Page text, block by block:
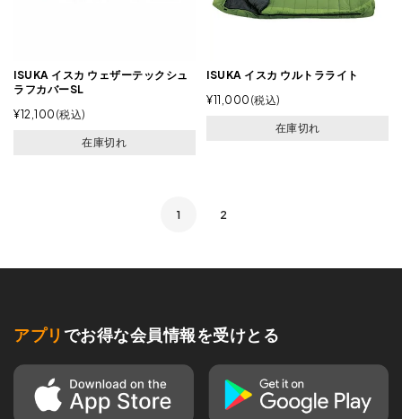
ISUKA イスカ ウェザーテックシュ
ラフカバーSL
¥12,100 税込
在庫切れ
ISUKA イスカ ウルトラライト
¥11,000 税込
在庫切れ
1 2
アプリ でお得な会員情報を受けとる